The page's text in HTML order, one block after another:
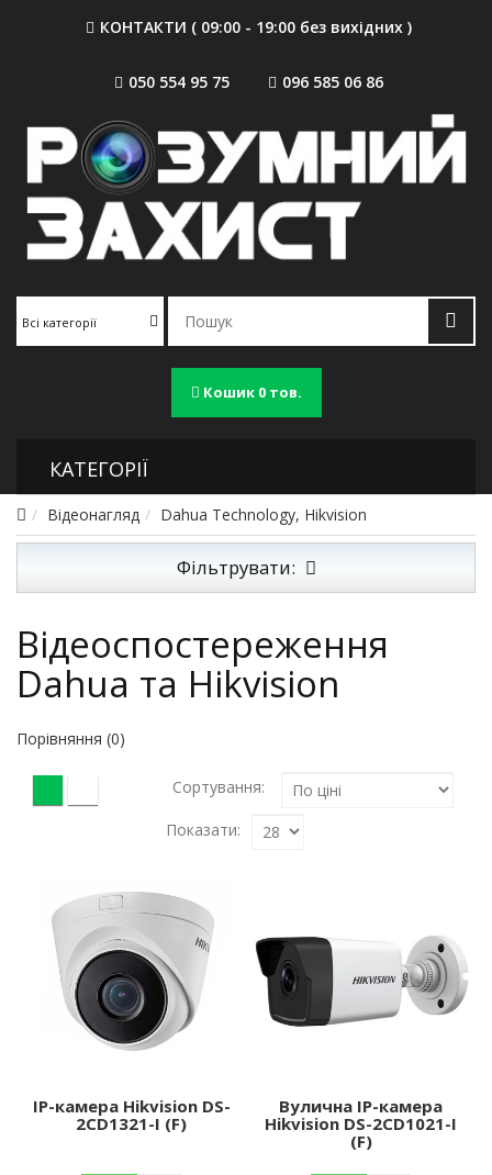
КОНТАКТИ ( 09:00 - 19:00 без вихідних )
050 554 95 75 096 585 06 86
Всі категорії
Кошик0 тов.
КАТЕГОРІЇ
Відеонагляд Dahua Technology, Hikvision
Фільтрувати:
Відеоспостереження
Dahua та Hikvision
Порівняння (0)
Сортування:
Показати:
IP-камера Hikvision DS-
2CD1321-I (F)
Вулична IP-камера
Hikvision DS-2CD1021-I
(F)